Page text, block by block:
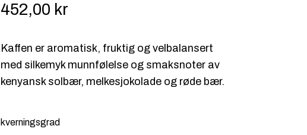
452,00 kr
r
i
o
Kaffen er aromatisk, fruktig og velbalansert
med silkemyk munnfølelse og smaksnoter av
kenyansk solbær, melkesjokolade og røde bær.
kverningsgrad